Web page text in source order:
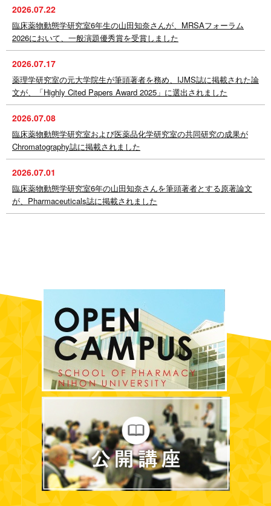
2026.07.22
臨床薬物動態学研究室6年生の山田知奈さんが、MRSAフォーラム
2026において、一般演題優秀賞を受賞しました
2026.07.17
薬理学研究室の元大学院生が筆頭著者を務め、IJMS誌に掲載された論
文が、「Highly Cited Papers Award 2025」に選出されました
2026.07.08
臨床薬物動態学研究室および医薬品化学研究室の共同研究の成果が
Chromatography誌に掲載されました
2026.07.01
臨床薬物動態学研究室6年の山田知奈さんを筆頭著者とする原著論文
が、Pharmaceuticals誌に掲載されました